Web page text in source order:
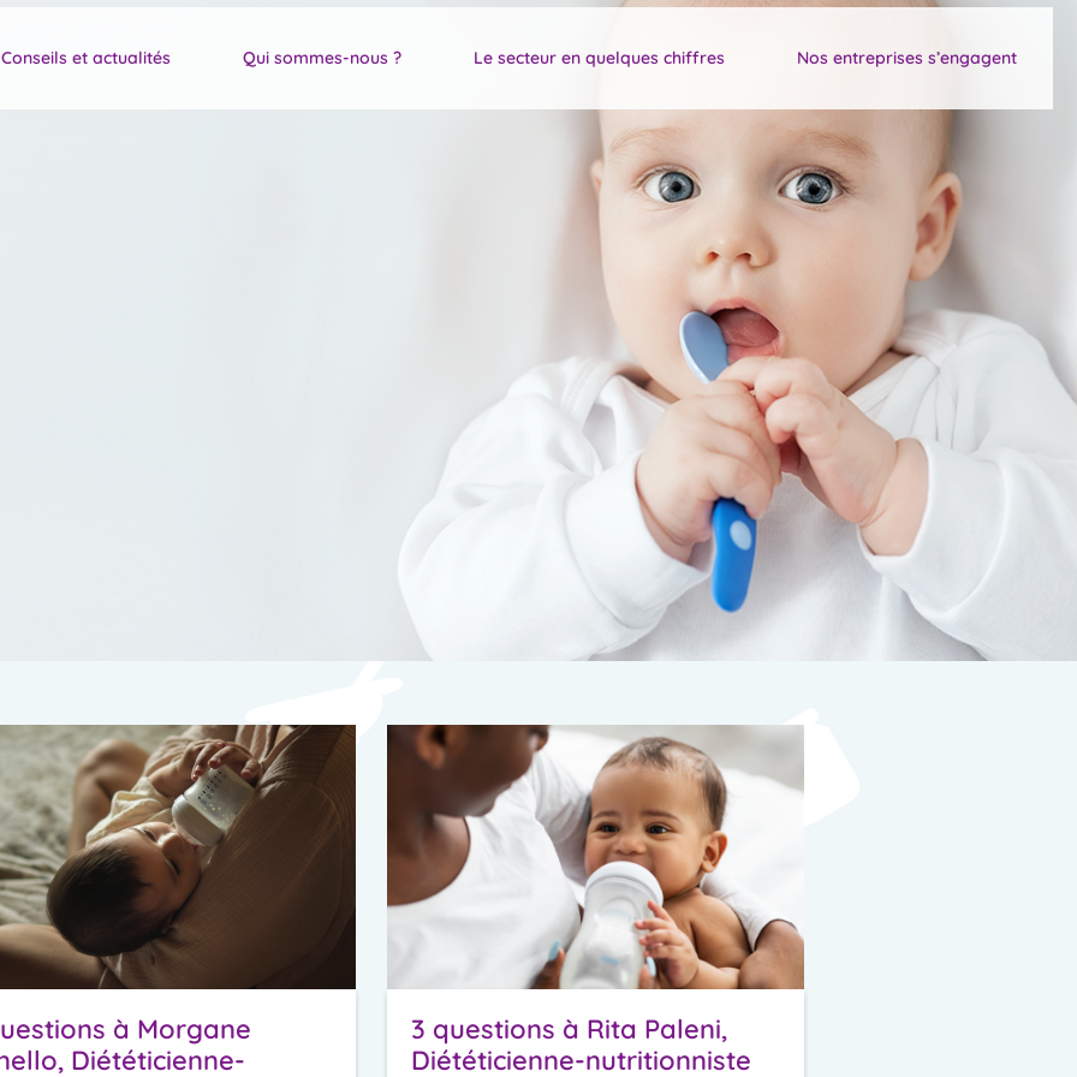
Conseils et actualités Qui sommes-nous ? Le secteur en quelques chiffres Nos entreprises s’engagent
à Morgane
Diététicienne-
3 questions à Rita Paleni,
Diététicienne-nutritionniste